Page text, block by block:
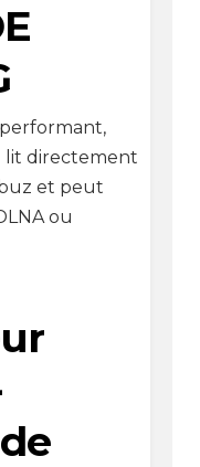
lit directement
et peut
ou